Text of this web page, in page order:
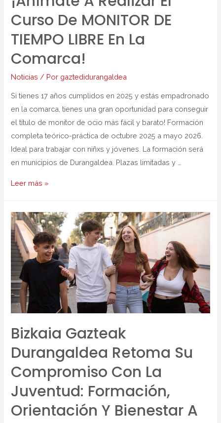
Curso De MONITOR DE
TIEMPO LIBRE En La
Comarca!
Noticias / Por gaztedidurangaldea
Si tienes 17 años cumplidos en 2025 y estás empadronado
en la comarca, tienes una gran oportunidad para conseguir
el título de monitor de ocio más fácil y barato! Formación
completa teórico-práctica de octubre 2025 a mayo 2026.
Ideal para trabajar con niñxs y jóvenes. La formación será
en municipios de Durangaldea. Plazas limitadas y …
Leer más »
Bizkaia Gazteak
Durangaldea Retoma Su
Compromiso Con La
Juventud: Formación,
Orientación Y Bienestar A